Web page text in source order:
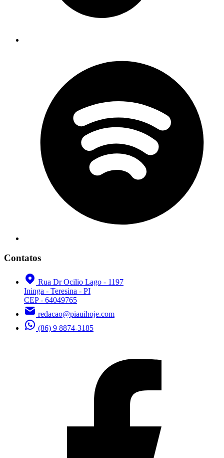
Contatos
Rua Dr Ocilio Lago - 1197
Ininga - Teresina - PI
CEP - 64049765
redacao@piauihoje.com
(86) 9 8874-3185